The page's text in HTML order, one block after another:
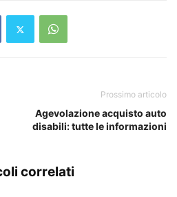
Prossimo articolo
Agevolazione acquisto auto
disabili: tutte le informazioni
correlati